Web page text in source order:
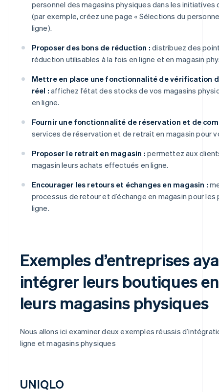
personnel des magasins physiques dans les initiatives
(par exemple, créez une page « Sélections du
ligne).
Proposer des bons de réduction : distribuez des
réduction utilisables à la fois en ligne et en magasin
Mettre en place une fonctionnalité de vérification
réel : affichez l’état des stocks de vos magasins
en ligne.
Fournir une fonctionnalité de réservation et de
services de réservation et de retrait en magasin pour
Proposer le retrait en magasin : permettez aux
magasin leurs achats effectués en ligne.
Encourager les retours et échanges en magasin :
processus de retour et d’échange en magasin pour
ligne.
Exemples d’entreprises
intégrer leurs boutiques
leurs magasins physiques
Nous allons ici examiner deux exemples réussis
ligne et magasins physiques
UNIQLO